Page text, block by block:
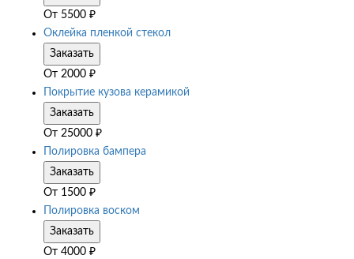
От 5500 ₽
Оклейка пленкой стекол
Заказать
От 2000 ₽
Покрытие кузова керамикой
Заказать
От 25000 ₽
Полировка бампера
Заказать
От 1500 ₽
Полировка воском
Заказать
От 4000 ₽